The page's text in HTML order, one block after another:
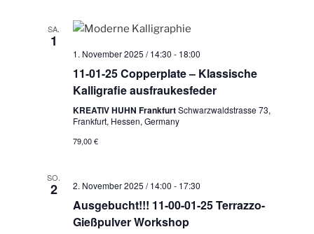
SA.
1
1. November 2025 / 14:30 - 18:00
11-01-25 Copperplate – Klassische
Kalligrafie ausfraukesfeder
KREATIV HUHN FrankfurtSchwarzwaldstrasse 73,
Frankfurt, Hessen, Germany
79,00 €
SO.
2 2. November 2025 / 14:00 - 17:30
Ausgebucht!!! 11-00-01-25 Terrazzo-
Gießpulver Workshop